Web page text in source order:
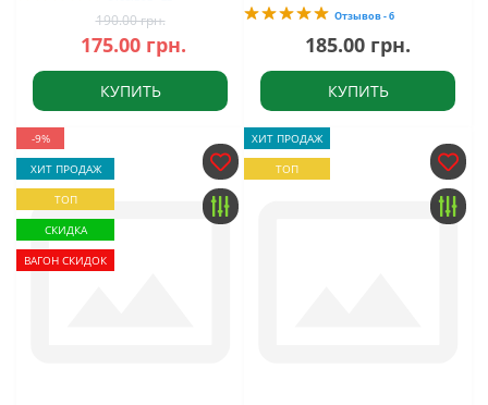
190.00 грн.
175.00 грн.
КУПИТЬ
Отзывов - 6
185.00 грн.
КУПИТЬ
-9%
ХИТ ПРОДАЖ
ТОП
СКИДКА
ВАГОН СКИДОК
ХИТ ПРОДАЖ
ТОП